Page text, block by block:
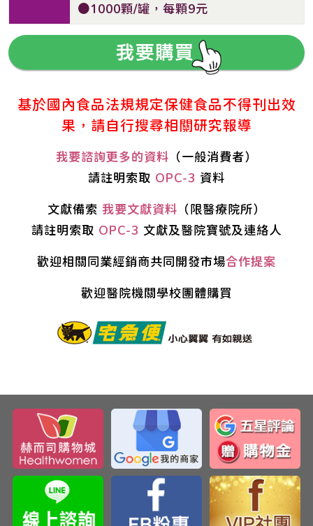
●1000顆/罐，每顆9元
基於國內食品法規規定保健食品不得刊出效
果，請自行搜尋相關研究報導
我要諮詢更多的資料 （一般消費者）
請註明索取 OPC-3 資料
文獻備索 我要文獻資料 （限醫療院所）
請註明索取 OPC-3 文獻及醫院寶號及連絡人
歡迎相關同業經銷商共同開發市場合作提案
歡迎醫院機關學校團體購買